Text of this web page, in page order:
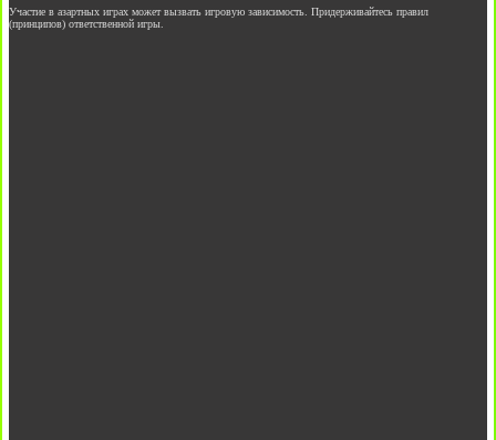
Участие в азартных играх может вызвать игровую зависимость. Придерживайтесь правил
(принципов) ответственной игры.